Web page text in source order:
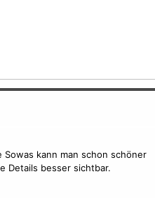
kann man schon schöner
Details besser sichtbar.